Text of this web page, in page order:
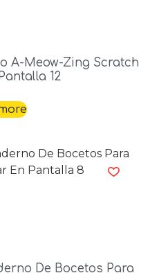
A-Meow-Zing Scratch
12
De Bocetos Para